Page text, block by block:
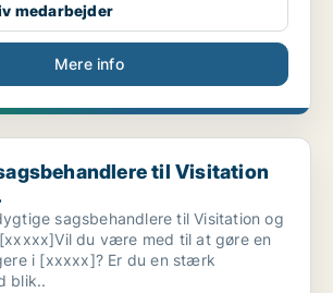
medarbejder
Mere info
til Visitation og Hjælpe...
til Visitation
sagsbehandlere til Visitation og
du være med til at gøre en
i [xxxxx]? Er du en stærk
blik..